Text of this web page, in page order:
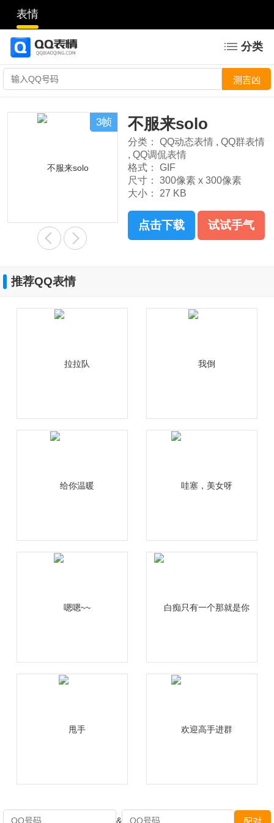
表情
分类
3帧 不服来solo
分类： QQ动态表情 , QQ群表情
, QQ调侃表情
格式：
GIF
尺寸：
300像素 x 300像素
大小：
27 KB
点击下载 试试手气
推荐QQ表情